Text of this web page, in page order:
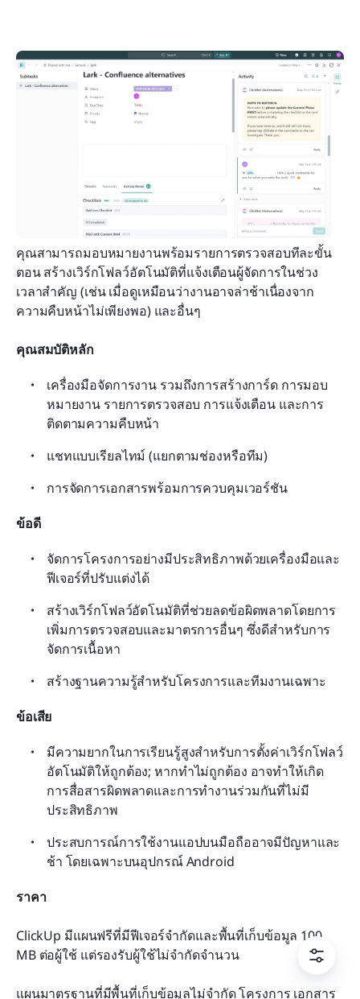
คุณสามารถมอบหมายงานพร้อมรายการตรวจสอบทีละขั้น
ตอน สร้างเวิร์กโฟลว์อัตโนมัติที่แจ้งเตือนผู้จัดการในช่วง
เวลาสำคัญ (เช่น เมื่อดูเหมือนว่างานอาจล่าช้าเนื่องจาก
ความคืบหน้าไม่เพียงพอ) และอื่นๆ
คุณสมบัติหลัก
เครื่องมือจัดการงาน รวมถึงการสร้างการ์ด การมอบ
หมายงาน รายการตรวจสอบ การแจ้งเตือน และการ
ติดตามความคืบหน้า
แชทแบบเรียลไทม์ (แยกตามช่องหรือทีม)
การจัดการเอกสารพร้อมการควบคุมเวอร์ชัน
ข้อดี
จัดการโครงการอย่างมีประสิทธิภาพด้วยเครื่องมือและ
ฟีเจอร์ที่ปรับแต่งได้
สร้างเวิร์กโฟลว์อัตโนมัติที่ช่วยลดข้อผิดพลาดโดยการ
เพิ่มการตรวจสอบและมาตรการอื่นๆ ซึ่งดีสำหรับการ
จัดการเนื้อหา
สร้างฐานความรู้สำหรับโครงการและทีมงานเฉพาะ
ข้อเสีย
มีความยากในการเรียนรู้สูงสำหรับการตั้งค่าเวิร์กโฟลว์
อัตโนมัติให้ถูกต้อง; หากทำไม่ถูกต้อง อาจทำให้เกิด
การสื่อสารผิดพลาดและการทำงานร่วมกันที่ไม่มี
ประสิทธิภาพ
ประสบการณ์การใช้งานแอปบนมือถืออาจมีปัญหาและ
ช้า โดยเฉพาะบนอุปกรณ์ Android
ราคา
ClickUp มีแผนฟรีที่มีฟีเจอร์จำกัดและพื้นที่เก็บข้อมูล 100
MB ต่อผู้ใช้ แต่รองรับผู้ใช้ไม่จำกัดจำนวน
แผนมาตรฐานที่มีพื้นที่เก็บข้อมูลไม่จำกัด โครงการ เอกสาร